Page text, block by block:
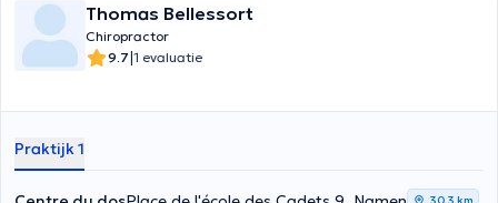
Thomas Bellessort
Chiropractor
9.7|1 evaluatie
Praktijk 1